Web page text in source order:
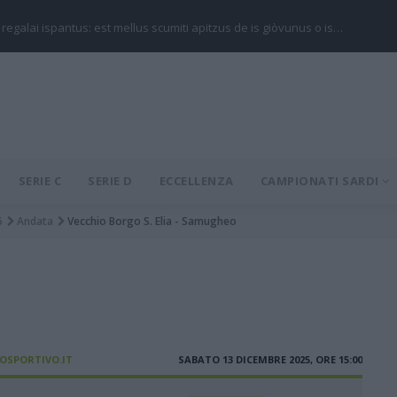
regalai ispantus: est mellus scumiti apitzus de is giòvunus o is…
SERIE C SERIE D ECCELLENZA CAMPIONATI SARDI
Andata Vecchio Borgo S. Elia - Samugheo
SABATO 13 DICEMBRE 2025, ORE 15:00